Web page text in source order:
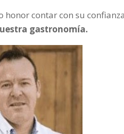
contar con su
gastronomía.